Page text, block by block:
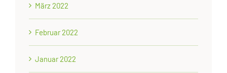
März 2022
Februar 2022
Januar 2022